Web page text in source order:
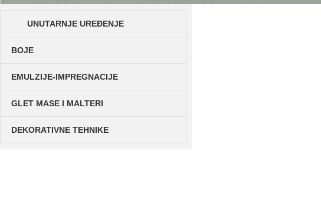
UNUTARNJE UREĐENJE
BOJE
EMULZIJE-IMPREGNACIJE
GLET MASE I MALTERI
DEKORATIVNE TEHNIKE